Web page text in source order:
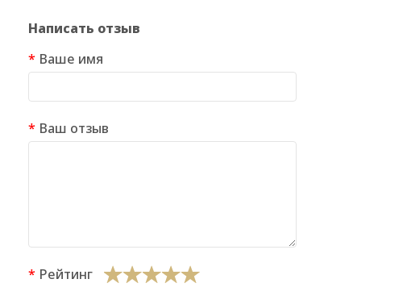
Написать отзыв
Ваше имя
Ваш отзыв
Рейтинг